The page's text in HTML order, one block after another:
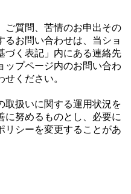
ご質問、苦情のお申出その
るお問い合わせは、当ショ
づく表記」内にある連絡先
ップページ内のお問い合わ
ください。
取扱いに関する運用状況を
に努めるものとし、必要に
リシーを変更することがあ